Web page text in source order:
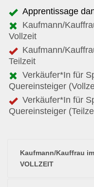
Apprentissage
Kaufmann/
Vollzeit
Kaufmann/
Teilzeit
Verkäufer*In für
Quereinsteiger
Verkäufer*In für
Quereinsteiger
Kaufmann/Kauffrau
VOLLZEIT